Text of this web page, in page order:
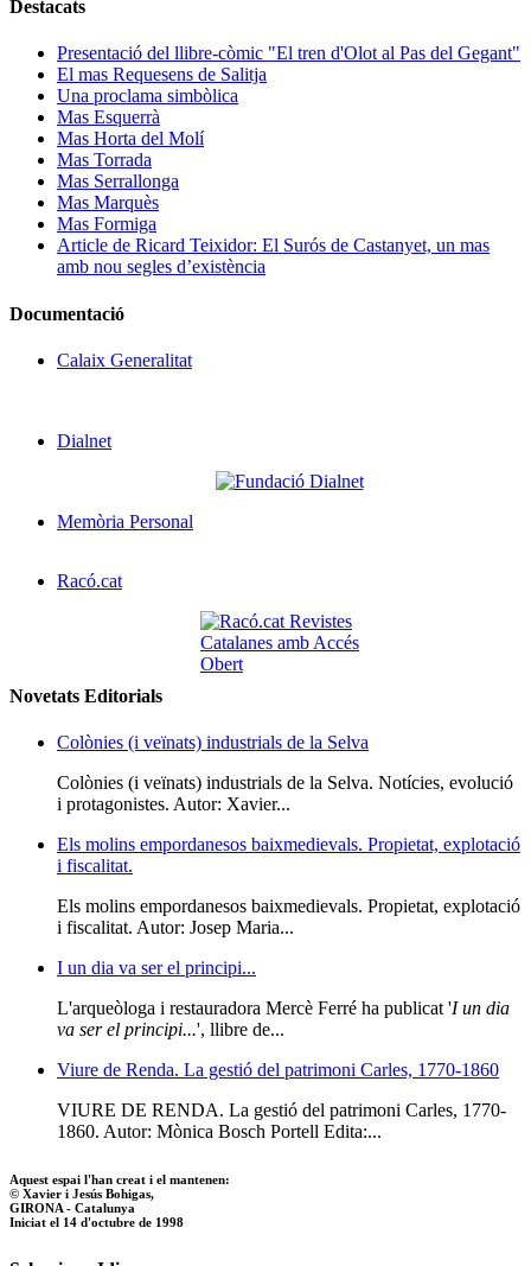
Destacats
Presentació del llibre-còmic "El tren d'Olot al Pas del Gegant"
El mas Requesens de Salitja
Una proclama simbòlica
Mas Esquerrà
Mas Horta del Molí
Mas Torrada
Mas Serrallonga
Mas Marquès
Mas Formiga
Article de Ricard Teixidor: El Surós de Castanyet, un mas
amb nou segles d’existència
Documentació
Calaix Generalitat
Dialnet
Memòria Personal
Racó.cat
Novetats Editorials
Colònies (i veïnats) industrials de la Selva
Colònies (i veïnats) industrials de la Selva. Notícies, evolució
i protagonistes. Autor: Xavier...
Els molins empordanesos baixmedievals. Propietat, explotació
i fiscalitat.
Els molins empordanesos baixmedievals. Propietat, explotació
i fiscalitat. Autor: Josep Maria...
I un dia va ser el principi...
L'arqueòloga i restauradora Mercè Ferré ha publicat 'I un dia
va ser el principi...', llibre de...
Viure de Renda. La gestió del patrimoni Carles, 1770-1860
VIURE DE RENDA. La gestió del patrimoni Carles, 1770-
1860. Autor: Mònica Bosch Portell Edita:...
Aquest espai l'han creat i el mantenen:
© Xavier i Jesús Bohigas,
GIRONA - Catalunya
Iniciat el 14 d'octubre de 1998